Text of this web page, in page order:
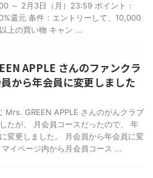
～ 2月3日（月）23:59 ポイント：
還元 条件：エントリーして、10,000
上の買い物 キャン ...
APPLE さんのファンクラ
から年会員に変更しました
Mrs. GREEN APPLE さんのがんクラブ
たが、 月会員コースだったので、 年
変更しました。 月会員から年会員に変
イページ内から月会員コース ...